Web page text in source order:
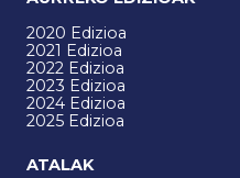
2020 Edizioa
2021 Edizioa
2022 Edizioa
2023 Edizioa
2024 Edizioa
2025 Edizioa
ATALAK